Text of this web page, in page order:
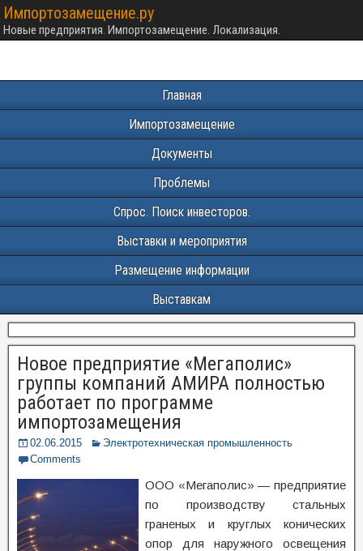
Импортозамещение.ру
Новые предприятия. Импортозамещение. Локализация.
Главная
Импортозамещение
Документы
Проблемы
Спрос. Поиск инвесторов.
Выставки и мероприятия
Размещение информации
Выставкам
Новое предприятие «Мегаполис»
группы компаний АМИРА полностью
работает по программе
импортозамещения
02.06.2015
Электротехническая промышленность
Comments
ООО «Мегаполис» — предприятие
по производству стальных
граненых и круглых конических
опор для наружного освещения